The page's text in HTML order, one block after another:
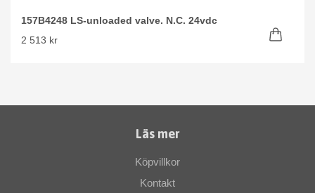
157B4248 LS-unloaded valve. N.C. 24vdc
2 513 kr
Läs mer
Köpvillkor
Kontakt